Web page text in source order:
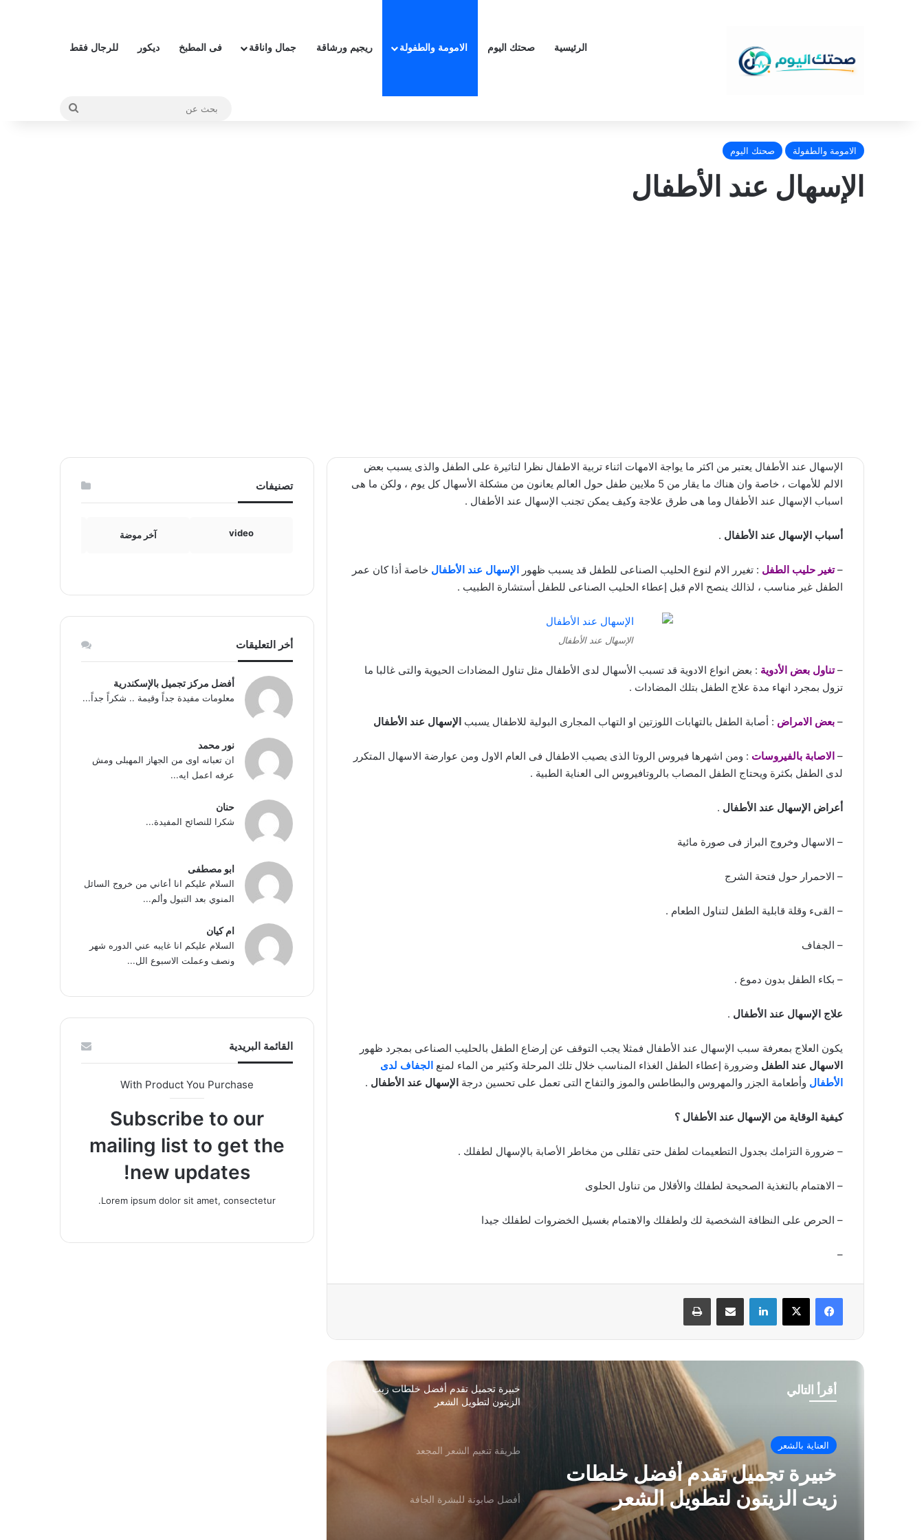
الرئيسية صحتك اليوم الامومة والطفولة ريجيم ورشاقة جمال واناقة فى المطبخ ديكور للرجال فقط
الامومة والطفولة صحتك اليوم
الإسهال عند الأطفال
الإسهال عند الأطفال يعتبر من اكثر ما يواجة الامهات اثناء تربية الاطفال نظرا لتاثيرة على الطفل والذى يسبب بعض
الالم للأمهات ، خاصة وان هناك ما يقار من 5 ملايين طفل حول العالم يعانون من مشكلة الأسهال كل يوم ، ولكن ما هى
اسباب الإسهال عند الأطفال وما هى طرق علاجة وكيف يمكن تجنب الإسهال عند الأطفال .
أسباب الإسهال عند الأطفال .
–تغير حليب الطفل : تغيرر الام لنوع الحليب الصناعى للطفل قد يسبب ظهور الإسهال عند الأطفال خاصة أذا كان عمر
الطفل غير مناسب ، لذالك ينصح الام قبل إعطاء الحليب الصناعى للطفل أستشارة الطبيب .
الإسهال عند الأطفال
–تناول بعض الأدوية : بعض انواع الادوية قد تسبب الأسهال لدى الأطفال مثل تناول المضادات الحيوية والتى غالبا ما
تزول بمجرد انهاء مدة علاج الطفل بتلك المضادات .
– بعض الامراض : أصابة الطفل بالتهابات اللوزتين او التهاب المجارى البولية للاطفال يسبب الإسهال عند الأطفال
– الاصابة بالفيروسات : ومن اشهرها فيروس الروتا الذى يصيب الاطفال فى العام الاول ومن عوارضة الاسهال المتكرر
لدى الطفل بكثرة ويحتاج الطفل المصاب بالروتافيروس الى العناية الطبية .
أعراض الإسهال عند الأطفال .
– الاسهال وخروج البراز فى صورة مائية
– الاحمرار حول فتحة الشرج
– القىء وقلة قابلية الطفل لتناول الطعام .
– الجفاف
– بكاء الطفل بدون دموع .
علاج الإسهال عند الأطفال .
يكون العلاج بمعرفة سبب الإسهال عند الأطفال فمثلا يجب التوقف عن إرضاع الطفل بالحليب الصناعى بمجرد ظهور
الاسهال عند الطفل وضرورة إعطاء الطفل الغذاء المناسب خلال تلك المرحلة وكثير من الماء لمنع الجفاف لدى
الأطفال وأطعامة الجزر والمهروس والبطاطس والموز والتفاح التى تعمل على تحسين درجة الإسهال عند الأطفال .
كيفية الوقاية من الإسهال عند الأطفال ؟
– ضرورة التزامك بجدول التطعيمات لطفل حتى تقللى من مخاطر الأصابة بالإسهال لطفلك .
– الاهتمام بالتغذية الصحيحة لطفلك والأقلال من تناول الحلوى
– الحرص على النظافة الشخصية لك ولطفلك والاهتمام بغسيل الخضروات لطفلك جيدا
–
فيسبوك لينكدإن
أقرأ التالي
العناية بالشعر
خبيرة تجميل تقدم أفضل خلطات
زيت الزيتون لتطويل الشعر
وصفات طبيعية لغسول المناطق الحساسة
أضرار الكعب العالي للحامل
نهائيا
خبيرة تجميل تقدم أفضل خلطات زيت
الزيتون لتطويل الشعر
طريقة تنعيم الشعر المجعد
أفضل صابونة للبشرة الجافة
تصنيفات
video آخر موضة
أخر التعليقات
أفضل مركز تجميل بالإسكندرية
معلومات مفيدة جداً وقيمة .. شكراً جداً...
نور محمد
ان تعبانه اوى من الجهاز المهبلى ومش
عرفه اعمل ايه...
حنان
شكرا للنصائح المفيدة...
ابو مصطفى
السلام عليكم انا أعاني من خروج السائل
المنوي بعد التبول وألم...
ام كيان
السلام عليكم انا غايبه عني الدوره شهر
ونصف وعملت الاسبوع الل...
القائمة البريدية
With Product You Purchase
Subscribe to our
mailing list to get the
new updates!
Lorem ipsum dolor sit amet, consectetur.